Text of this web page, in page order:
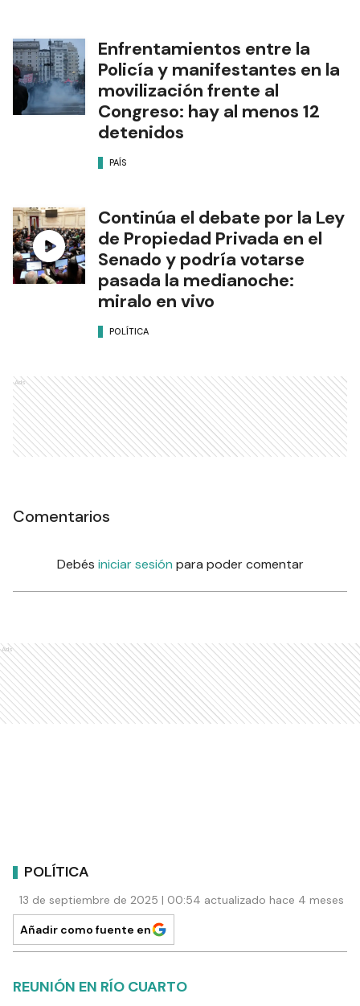
Enfrentamientos entre la
Policía y manifestantes en la
movilización frente al
Congreso: hay al menos 12
detenidos
PAÍS
Continúa el debate por la Ley
de Propiedad Privada en el
Senado y podría votarse
pasada la medianoche:
miralo en vivo
POLÍTICA
Ads
Comentarios
Debés iniciar sesión para poder comentar
Ads
POLÍTICA
13 de septiembre de 2025 | 00:54 actualizado hace 4 meses
Añadir como fuente en
REUNIÓN EN RÍO CUARTO